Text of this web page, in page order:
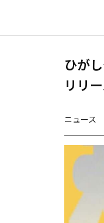
ひが
リリ
ニュース